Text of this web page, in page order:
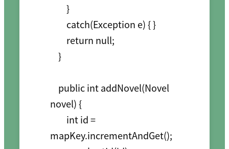
        }
        catch(Exception e) { }
        return null;
    }
    public int addNovel(Novel
novel) {
        int id =
mapKey.incrementAndGet();